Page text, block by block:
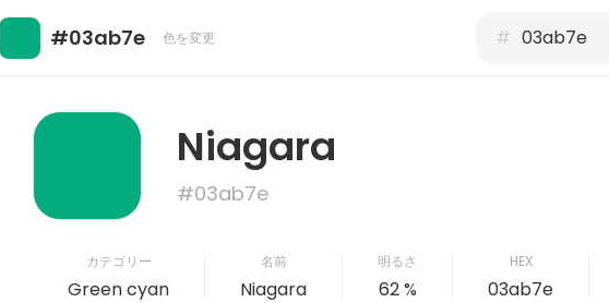
#03ab7e 色を変更 #
Niagara
#03ab7e
カテゴリー
Green cyan
名前
Niagara
明るさ
62 %
HEX
03ab7e